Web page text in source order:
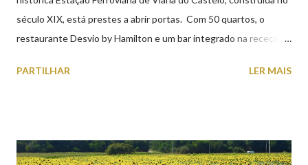
século XIX, está prestes a abrir portas. Com 50 quartos, o
restaurante Desvio by Hamilton e um bar integrado na receção,
peças históricas cedidas pela IP Património que homenageiam a
PARTILHAR LER MAIS